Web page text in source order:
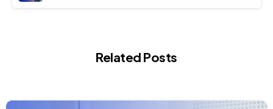
Related Posts